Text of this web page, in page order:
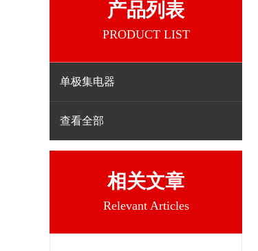
产品列表
PRODUCT LIST
单极集电器
查看全部
相关文章
Relevant Articles